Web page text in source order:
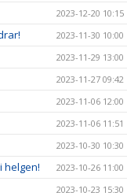
2023-12-20 10:15
2023-11-30 10:00
2023-11-29 13:00
2023-11-27 09:42
2023-11-06 12:00
2023-11-06 11:51
2023-10-30 10:30
helgen! 2023-10-26 11:00
2023-10-23 15:30